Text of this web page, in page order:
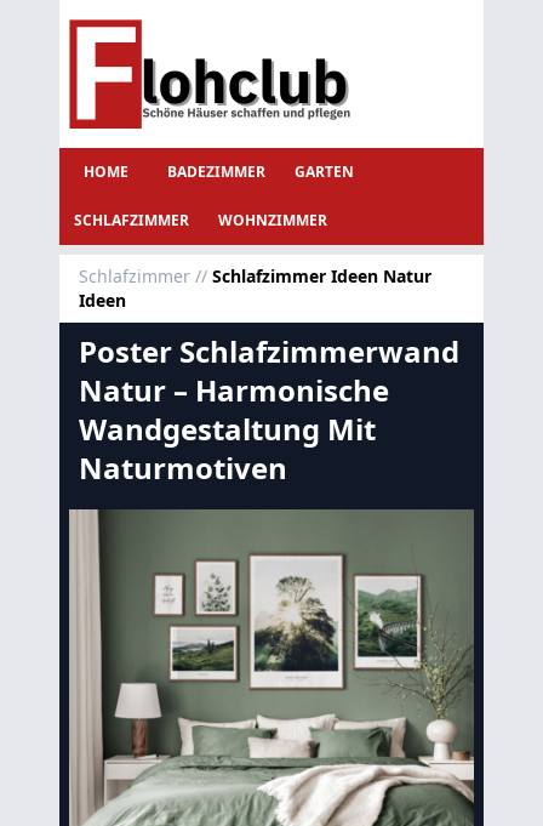
HOME BADEZIMMER GARTEN
SCHLAFZIMMER WOHNZIMMER
Schlafzimmer // Schlafzimmer Ideen Natur
Ideen
Poster Schlafzimmerwand
Natur – Harmonische
Wandgestaltung Mit
Naturmotiven